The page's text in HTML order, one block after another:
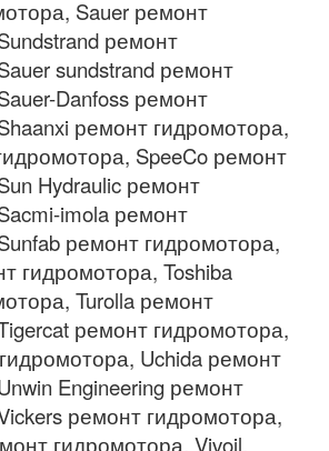
Sauer ремонт
ремонт
sundstrand ремонт
Danfoss ремонт
ремонт гидромотора,
SpeeCo ремонт
Hydraulic ремонт
imola ремонт
ремонт гидромотора,
гидромотора, Toshiba
Turolla ремонт
ремонт гидромотора,
Uchida ремонт
Engineering ремонт
ремонт гидромотора,
гидромотора, Vivoil,